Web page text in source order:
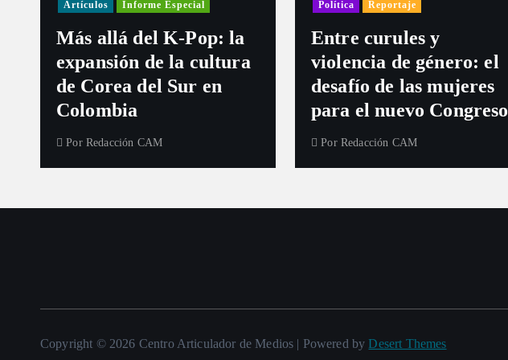
a
c
i
ó
n
e
Artículos Informe Especial
Más allá del K-Pop: la
expansión de la cultura
de Corea del Sur en
Colombia
Por Redacción CAM
Política
Reportaje
Entre curules y
violencia de género: el
desafío de las mujeres
para el nuevo Congreso
Por Redacción CAM
Copyright © 2026 Centro Articulador de Medios | Powered byDesert Themes